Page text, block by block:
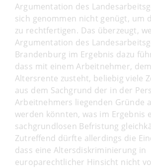
Argumentation des
sich genommen nicht genügt, um
zu rechtfertigen. Das überzeugt,
Argumentation des
Brandenburg im Ergebnis dazu
dass mit einem Arbeitnehmer,
Altersrente zusteht, beliebig viele
aus dem Sachgrund der in der
Arbeitnehmers liegenden Gründe
werden könnten, was im Ergebnis
sachgrundlosen Befristung
Zutreffend dürfte allerdings die
dass eine Altersdiskriminierung in
europarechtlicher Hinsicht nicht